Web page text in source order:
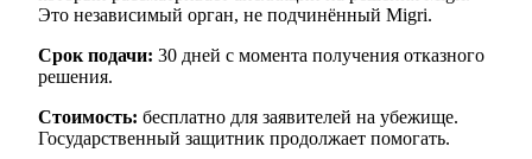
Это независимый орган, не подчинённый Migri.
Срок подачи: 30 дней с момента получения отказного
решения.
Стоимость: бесплатно для заявителей на убежище.
Государственный защитник продолжает помогать.